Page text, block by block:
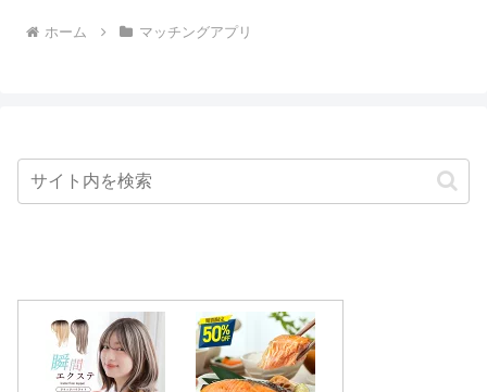
ホーム マッチングアプリ